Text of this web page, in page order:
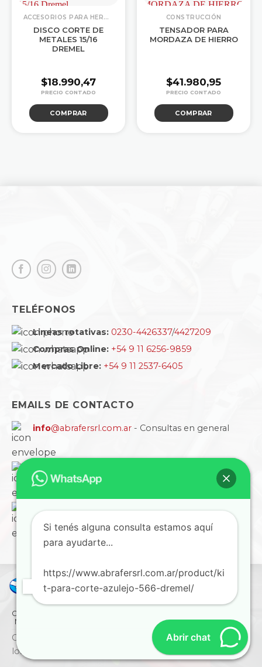
ACCESORIOS PARA HERRAMIENTAS
DISCO CORTE DE
METALES 15/16
DREMEL
$18.990,47
COMPRAR
CONSTRUCCIÓN
TENSADOR PARA
MORDAZA DE HIERRO
$41.980,95
COMPRAR
TELÉFONOS
Lineas rotativas: 0230-4426337/4427209
Compras Online: +54 9 11 6256-9859
Mercado Libre: +54 9 11 2537-6405
EMAILS DE CONTACTO
info@abrafersrl.com.ar - Consultas en general
ventas - Atención a empresas
cobranzas@abrafersrl.com.ar- Cuentas, informes
y comprobantes
CÓMO COMPRAR
NORMAS IRAM
SUCURSALES CONTACTO
Copyright © 2026 ABRAFER SRL - Todos
los derechos reservados
Si tenés alguna consulta estamos aquí
para ayudarte...
https://www.abrafersrl.com.ar/product/ki
t-para-corte-azulejo-566-dremel/
Abrir chat